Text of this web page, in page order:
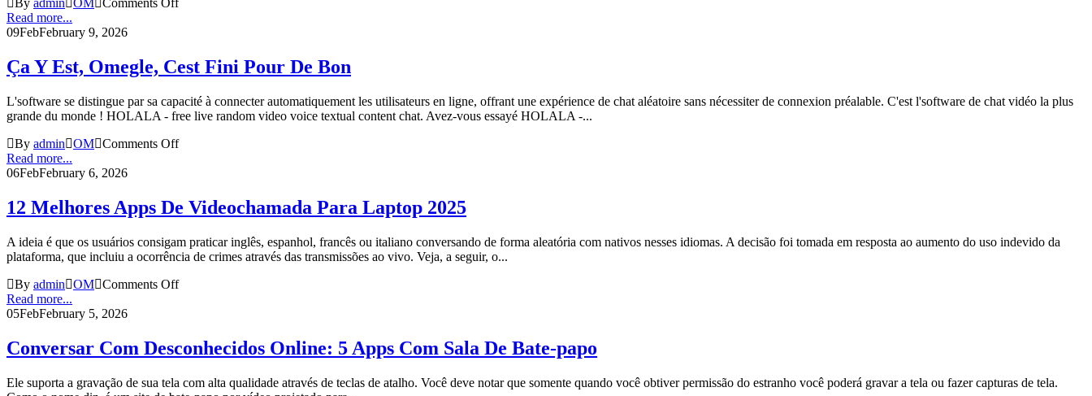
By admin OM Comments Off
Read more...
09FebFebruary 9, 2026
Ça Y Est, Omegle, Cest Fini Pour De Bon
L'software se distingue par sa capacité à connecter automatiquement les utilisateurs en ligne, offrant une expérience de chat aléatoire sans nécessiter de connexion préalable. C'est l'software de chat vidéo la plus
grande du monde ! HOLALA - free live random video voice textual content chat. Avez-vous essayé HOLALA -...
By admin OM Comments Off
Read more...
06FebFebruary 6, 2026
12 Melhores Apps De Videochamada Para Laptop 2025
A ideia é que os usuários consigam praticar inglês, espanhol, francês ou italiano conversando de forma aleatória com nativos nesses idiomas. A decisão foi tomada em resposta ao aumento do uso indevido da
plataforma, que incluiu a ocorrência de crimes através das transmissões ao vivo. Veja, a seguir, o...
By admin OM Comments Off
Read more...
05FebFebruary 5, 2026
Conversar Com Desconhecidos Online: 5 Apps Com Sala De Bate-papo
Ele suporta a gravação de sua tela com alta qualidade através de teclas de atalho. Você deve notar que somente quando você obtiver permissão do estranho você poderá gravar a tela ou fazer capturas de tela.